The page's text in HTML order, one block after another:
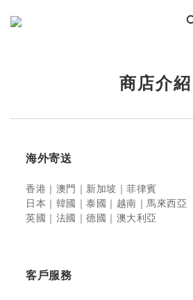
商店介紹
海外寄送
香港｜澳門｜新加坡
｜菲律賓
日本｜韓國｜泰國｜越南 ｜馬來西亞
英國｜法國｜德國｜澳大利亞
客戶服務